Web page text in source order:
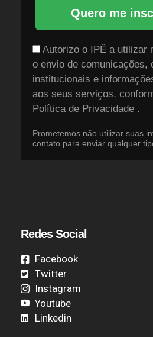
Quero me
Autorizo o IPÊ a utilizar
o envio de comunicações,
institucionais e
aos seus serviços,
Política de Privacidade .
Prometemos não utilizar suas
contato para enviar qualquer
Redes Social
Facebook
Twitter
Instagram
Youtube
Linkedin